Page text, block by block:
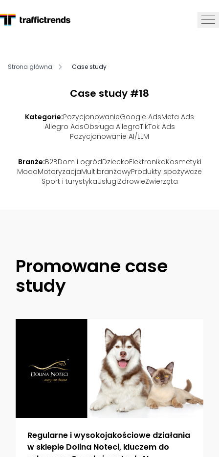
Strona główna Case study
Case study #18
Kategorie:PozycjonowanieGoogle AdsMeta Ads
Allegro AdsObsługa AllegroTikTok Ads
Pozycjonowanie AI/LLM
Branże:B2BDom i ogródDzieckoElektronikaKosmetyki
ModaMotoryzacjaMultibranżowyProdukty spożywcze
Sport i turystykaUsługiZdrowieZwierzęta
Promowane case
study
Regularne i wysokojakościowe działania
w sklepie Dolina Noteci, kluczem do